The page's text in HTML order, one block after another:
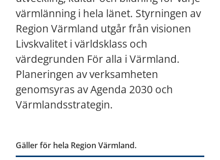
värmlänning i hela länet. Styrningen av
Region Värmland utgår från visionen
Livskvalitet i världsklass och
värdegrunden För alla i Värmland.
Planeringen av verksamheten
genomsyras av Agenda 2030 och
Värmlandsstrategin.
Gäller för hela Region Värmland.